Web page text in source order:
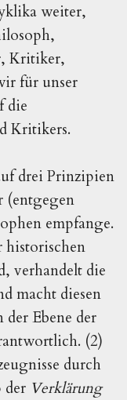
weiter,
Kritiker,
für unser
die
Kritikers.
drei Prinzipien
(entgegen
empfange.
historischen
verhandelt die
macht diesen
Ebene der
(2)
durch
der Verklärung